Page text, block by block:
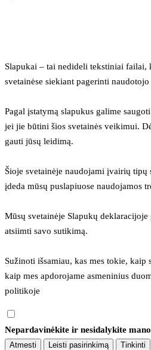
Slapukai – tai nedideli tekstiniai failai,
svetainėse siekiant pagerinti
Pagal įstatymą slapukus galime
jei jie būtini šios svetainės veikimui.
gauti jūsų leidimą.
Šioje svetainėje naudojami įvairių
įdeda mūsų puslapiuose naudojamos
Mūsų svetainėje Slapukų deklaracijoje
atsiimti savo sutikimą.
Sužinoti išsamiau, kas mes tokie, kaip
kaip mes apdorojame asmeninius
politikoje
Nepardavinėkite ir nesidalykite
Atmesti Leisti pasirinkimą Tinkinti